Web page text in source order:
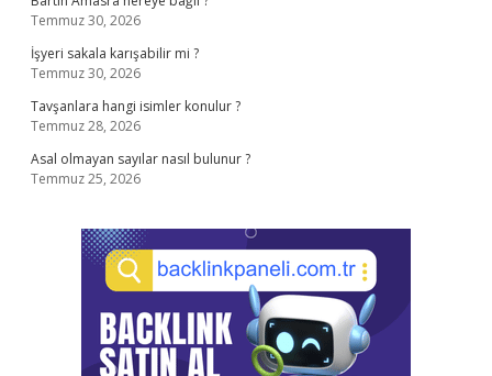
Temmuz 30, 2026
İşyeri sakala karışabilir mi ?
Temmuz 30, 2026
Tavşanlara hangi isimler konulur ?
Temmuz 28, 2026
Asal olmayan sayılar nasıl bulunur ?
Temmuz 25, 2026